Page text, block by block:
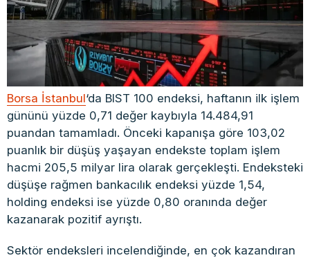
Borsa İstanbul‘da BIST 100 endeksi, haftanın ilk işlem
gününü yüzde 0,71 değer kaybıyla 14.484,91
puandan tamamladı. Önceki kapanışa göre 103,02
puanlık bir düşüş yaşayan endekste toplam işlem
hacmi 205,5 milyar lira olarak gerçekleşti. Endeksteki
düşüşe rağmen bankacılık endeksi yüzde 1,54,
holding endeksi ise yüzde 0,80 oranında değer
kazanarak pozitif ayrıştı.
Sektör endeksleri incelendiğinde, en çok kazandıran